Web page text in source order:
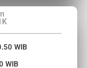
WIB
WIB